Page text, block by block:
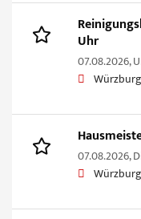
Uhr
07.08.2026,
Würzburg
07.08.2026,
Würzburg